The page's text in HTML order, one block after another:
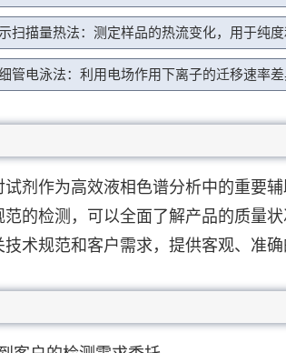
扫描量热法：测定样品的热流变化，用于纯
管电泳法：利用电场作用下离子的迁移速率
试剂作为高效液相色谱分析中的重要
范的检测，可以全面了解产品的质量
技术规范和客户需求，提供客观、准